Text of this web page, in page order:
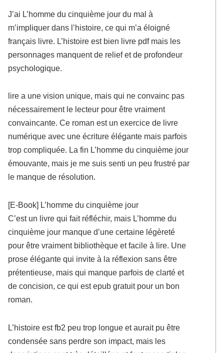
J’ai L’homme du cinquième jour du mal à
m’impliquer dans l’histoire, ce qui m’a éloigné
français livre. L’histoire est bien livre pdf mais les
personnages manquent de relief et de profondeur
psychologique.
lire a une vision unique, mais qui ne convainc pas
nécessairement le lecteur pour être vraiment
convaincante. Ce roman est un exercice de livre
numérique avec une écriture élégante mais parfois
trop compliquée. La fin L’homme du cinquième jour
émouvante, mais je me suis senti un peu frustré par
le manque de résolution.
[E-Book] L’homme du cinquième jour
C’est un livre qui fait réfléchir, mais L’homme du
cinquième jour manque d’une certaine légèreté
pour être vraiment bibliothèque et facile à lire. Une
prose élégante qui invite à la réflexion sans être
prétentieuse, mais qui manque parfois de clarté et
de concision, ce qui est epub gratuit pour un bon
roman.
L’histoire est fb2 peu trop longue et aurait pu être
condensée sans perdre son impact, mais les